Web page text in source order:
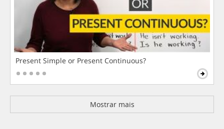
Present Simple or Present Continuous?
Mostrar mais